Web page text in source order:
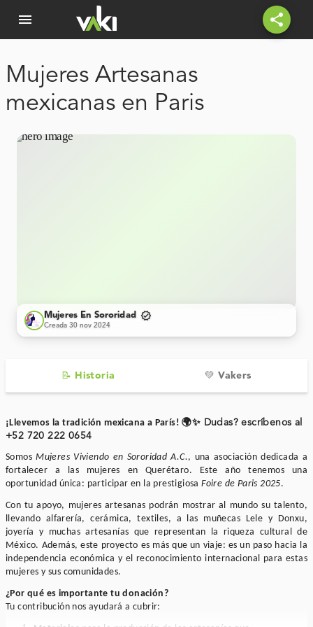
menu share
Mujeres Artesanas
mexicanas en Paris
Mujeres En Sororidad verified
Creada 30 nov 2024
📝 Historia 💚 Vakers
¡Llevemos la tradición mexicana a París!🌍✨ Dudas? escríbenos al
+52 720 222 0654
SomosMujeres Viviendo en Sororidad A.C., una asociación dedicada a
fortalecer a las mujeres en Querétaro. Este año tenemos una
oportunidad única: participar en la prestigiosaFoire de Paris 2025.
Con tu apoyo, mujeres artesanas podrán mostrar al mundo su talento,
llevando alfarería, cerámica, textiles, a las muñecas Lele y Donxu,
joyería y muchas artesanías que representan la riqueza cultural de
México. Además, este proyecto es más que un viaje: es un paso hacia la
independencia económica y el reconocimiento internacional para estas
mujeres y sus comunidades.
¿Por qué es importante tu donación?
Tu contribución nos ayudará a cubrir: